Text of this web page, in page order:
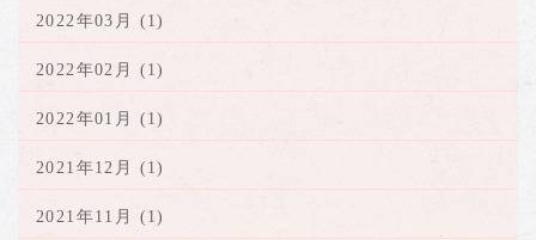
2022年03月 (1)
2022年02月 (1)
2022年01月 (1)
2021年12月 (1)
2021年11月 (1)